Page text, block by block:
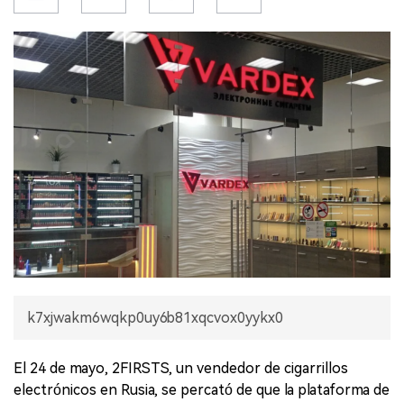
REGULACIÓN
CHINA
EXPOSICIÓN
ENTREVISTA
k7xjwakm6wqkp0uy6b81xqcvox0yykx0
El 24 de mayo, 2FIRSTS, un vendedor de cigarrillos
electrónicos en Rusia, se percató de que la plataforma de